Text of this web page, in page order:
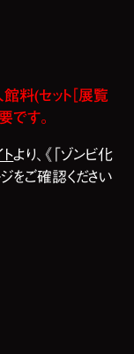
料(セット［展覧
です。
より、《「ゾンビ化
をご確認ください